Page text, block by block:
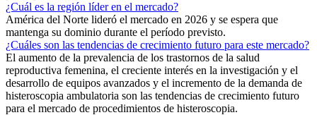
¿Cuál es la región líder en el mercado?
América del Norte lideró el mercado en 2026 y se espera que
mantenga su dominio durante el período previsto.
¿Cuáles son las tendencias de crecimiento futuro para este mercado?
El aumento de la prevalencia de los trastornos de la salud
reproductiva femenina, el creciente interés en la investigación y el
desarrollo de equipos avanzados y el incremento de la demanda de
histeroscopia ambulatoria son las tendencias de crecimiento futuro
para el mercado de procedimientos de histeroscopia.